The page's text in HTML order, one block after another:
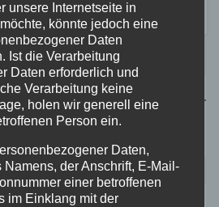
unsere Internetseite in
könnte jedoch eine
Daten
Ist die Verarbeitung
Daten erforderlich und
Verarbeitung keine
holen wir generell eine
Person ein.
Daten,
der Anschrift, E-Mail-
einer betroffenen
im Einklang mit der